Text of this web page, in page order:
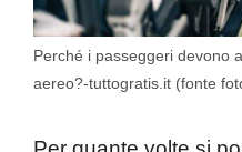
Perché i passeggeri devono
aereo?-tuttogratis.it (fonte